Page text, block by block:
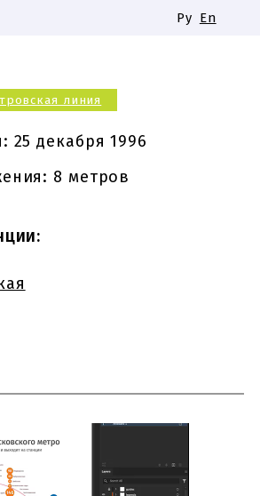
Самара
названия станций
Ру En
линия
25 декабря 1996
8 метров